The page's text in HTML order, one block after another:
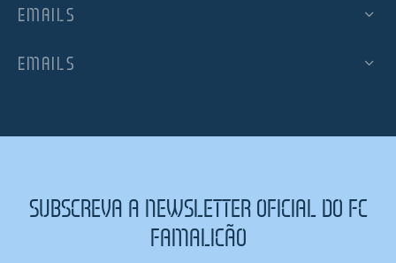
EMAILS
EMAILS
SUBSCREVA A NEWSLETTER OFICIAL DO FC
FAMALICÃO